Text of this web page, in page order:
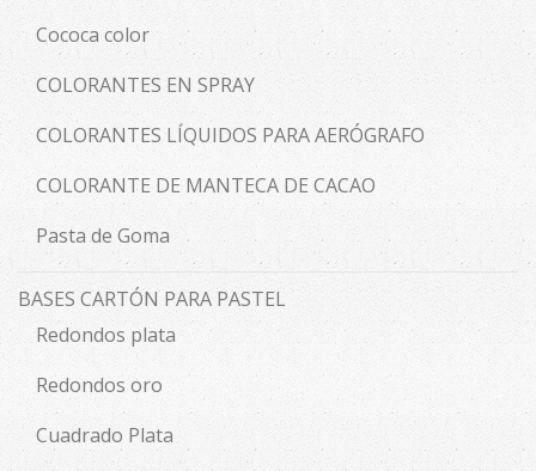
Cococa color
COLORANTES EN SPRAY
COLORANTES LÍQUIDOS PARA AERÓGRAFO
COLORANTE DE MANTECA DE CACAO
Pasta de Goma
BASES CARTÓN PARA PASTEL
Redondos plata
Redondos oro
Cuadrado Plata